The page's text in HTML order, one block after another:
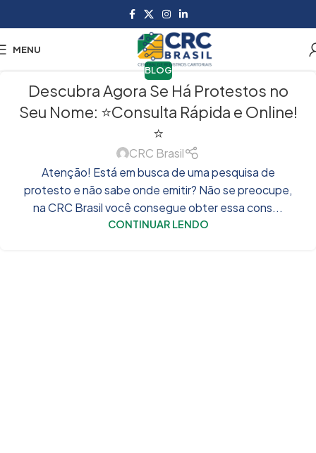
MENU
BLOG
Descubra Agora Se Há Protestos no
Seu Nome: ⭐Consulta Rápida e Online!
⭐
CRC Brasil
Atenção! Está em busca de uma pesquisa de
protesto e não sabe onde emitir? Não se preocupe,
na CRC Brasil você consegue obter essa cons...
CONTINUAR LENDO